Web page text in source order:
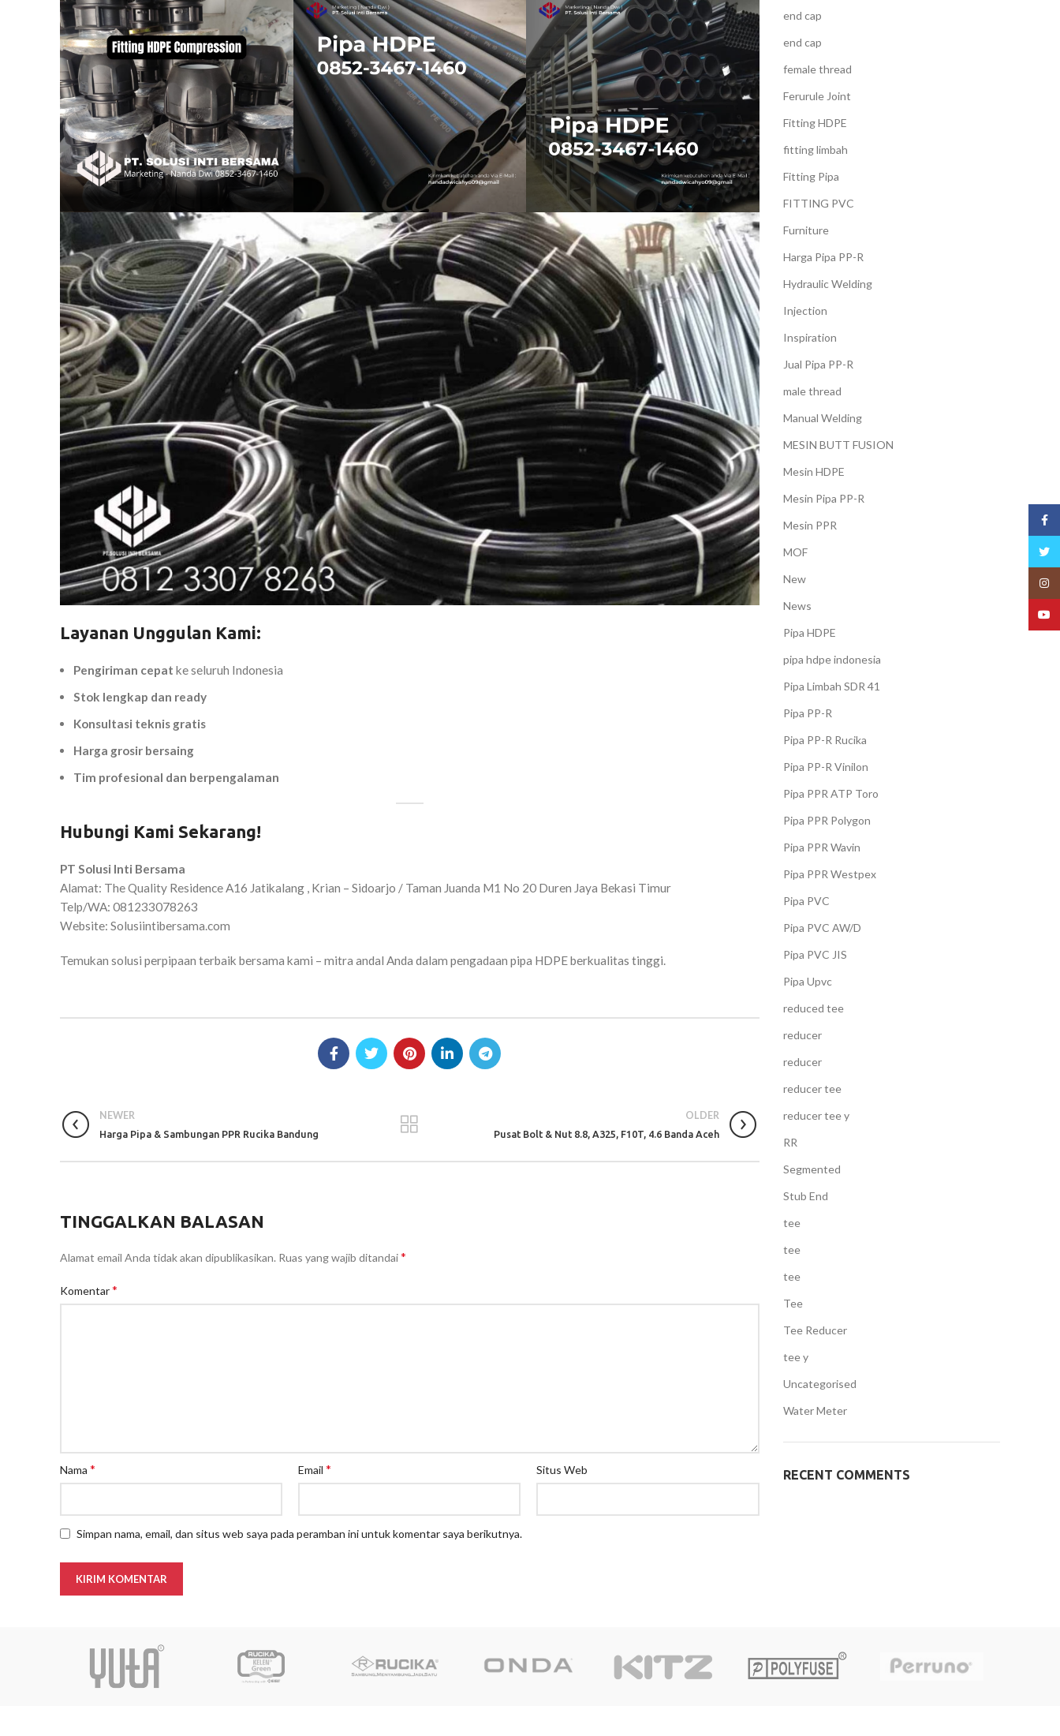
Layanan Unggulan Kami:
Pengiriman cepat ke seluruh Indonesia
Stok lengkap dan ready
Konsultasi teknis gratis
Harga grosir bersaing
Tim profesional dan berpengalaman
Hubungi Kami Sekarang!
PT Solusi Inti Bersama
Alamat: The Quality Residence A16 Jatikalang , Krian – Sidoarjo / Taman Juanda M1 No 20 Duren Jaya Bekasi Timur
Telp/WA: 081233078263
Website: Solusiintibersama.com
Temukan solusi perpipaan terbaik bersama kami – mitra andal Anda dalam pengadaan pipa HDPE berkualitas tinggi.
NEWER
Harga Pipa & Sambungan PPR Rucika Bandung
OLDER
Pusat Bolt & Nut 8.8, A325, F10T, 4.6 Banda Aceh
TINGGALKAN BALASAN
Alamat email Anda tidak akan dipublikasikan. Ruas yang wajib ditandai*
Komentar*
Nama * Email* Situs Web
Simpan nama, email, dan situs web saya pada peramban ini untuk komentar saya berikutnya.
end cap
end cap
female thread
Ferurule Joint
Fitting HDPE
fitting limbah
Fitting Pipa
FITTING PVC
Furniture
Harga Pipa PP-R
Hydraulic Welding
Injection
Inspiration
Jual Pipa PP-R
male thread
Manual Welding
MESIN BUTT FUSION
Mesin HDPE
Mesin Pipa PP-R
Mesin PPR
MOF
New
News
Pipa HDPE
pipa hdpe indonesia
Pipa Limbah SDR 41
Pipa PP-R
Pipa PP-R Rucika
Pipa PP-R Vinilon
Pipa PPR ATP Toro
Pipa PPR Polygon
Pipa PPR Wavin
Pipa PPR Westpex
Pipa PVC
Pipa PVC AW/D
Pipa PVC JIS
Pipa Upvc
reduced tee
reducer
reducer
reducer tee
reducer tee y
RR
Segmented
Stub End
tee
tee
tee
Tee
Tee Reducer
tee y
Uncategorised
Water Meter
RECENT COMMENTS